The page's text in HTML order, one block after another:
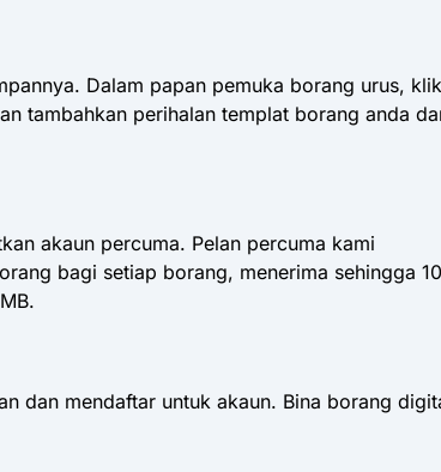
Dalam papan pemuka borang urus,
tambahkan perihalan templat borang anda
akaun percuma. Pelan percuma kami
bagi setiap borang, menerima sehingga
dan mendaftar untuk akaun. Bina borang